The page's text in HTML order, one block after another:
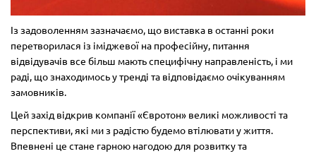
Із задоволенням зазначаємо, що виставка в останні роки
перетворилася із іміджевої на професійну, питання
відвідувачів все більш мають специфічну направленість, і ми
раді, що знаходимось у тренді та відповідаємо очікуванням
замовників.
Цей захід відкрив компанії «Євротон» великі можливості та
перспективи, які ми з радістю будемо втілювати у життя.
Впевнені це стане гарною нагодою для розвитку та